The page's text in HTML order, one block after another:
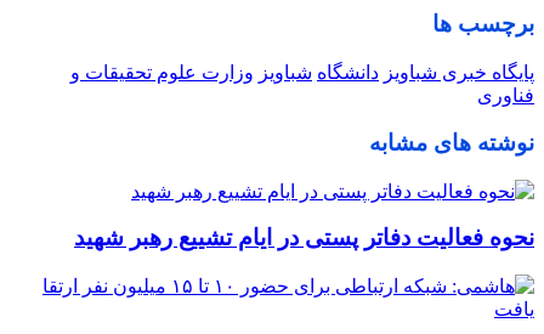
برچسب ها
پایگاه خبری شباویز دانشگاه شباویز وزارت علوم تحقیقات و
فناوری
نوشته های مشابه
نحوه فعالیت دفاتر پستی در ایام تشییع رهبر شهید